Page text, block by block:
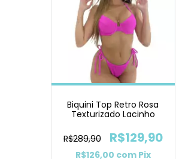
Biquini Top Retro Rosa
Texturizado Lacinho
R$289,90 R$129,90
R$126,00 com Pix